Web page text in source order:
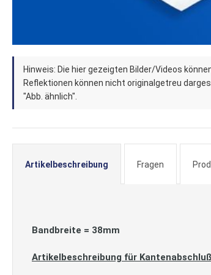
Zum
Anfang
der
Bildergalerie
springen
Hinweis: Die hier gezeigten Bilder/Videos
Reflektionen können nicht originalgetreu
"Abb. ähnlich".
Artikelbeschreibung
Bandbreite = 38mm
Artikelbeschreibung für
Fragen